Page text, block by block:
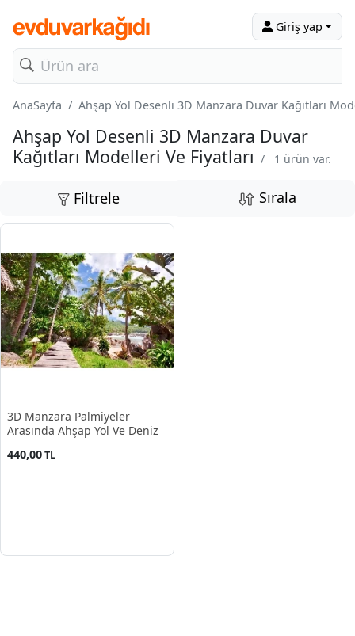
Giriş yap
AnaSayfa Ahşap Yol Desenli 3D Manzara Duvar Kağıtları
Ahşap Yol Desenli 3D Manzara Duvar
Kağıtları Modelleri Ve Fiyatları / 1 ürün var.
Filtrele Sırala
3D Manzara Palmiyeler
Arasında Ahşap Yol Ve Deniz
440,00TL